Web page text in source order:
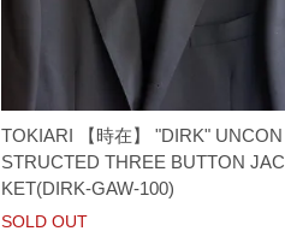
TOKIARI 【時在】 "DIRK" UNCON
STRUCTED THREE BUTTON JAC
KET(DIRK-GAW-100)
SOLD OUT